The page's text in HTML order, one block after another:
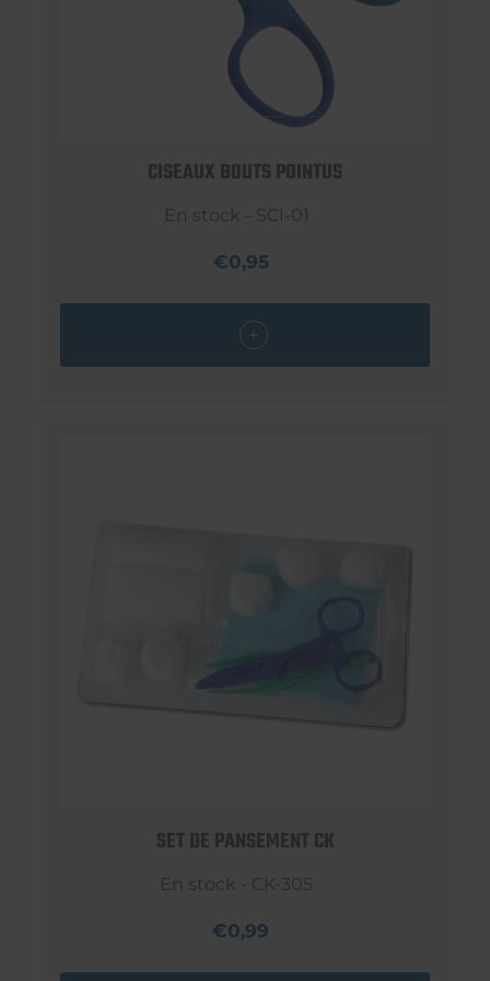
CISEAUX BOUTS POINTUS
En stock - SCI-01
€0,95
SET DE PANSEMENT CK
En stock - CK-305
€0,99